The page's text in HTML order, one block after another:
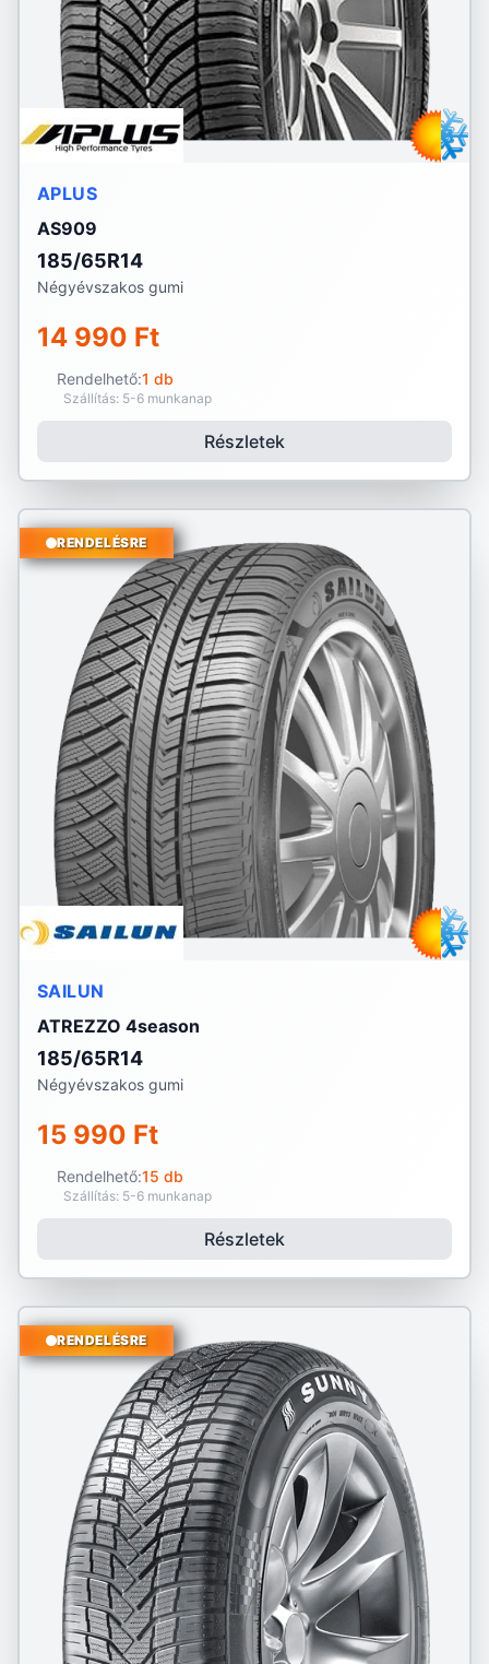
APLUS
AS909
185/65R14
Négyévszakos gumi
14 990 Ft
Rendelhető:1 db
Szállítás: 5-6 munkanap
Részletek
RENDELÉSRE
SAILUN
ATREZZO 4season
185/65R14
Négyévszakos gumi
15 990 Ft
Rendelhető:15 db
Szállítás: 5-6 munkanap
Részletek
RENDELÉSRE